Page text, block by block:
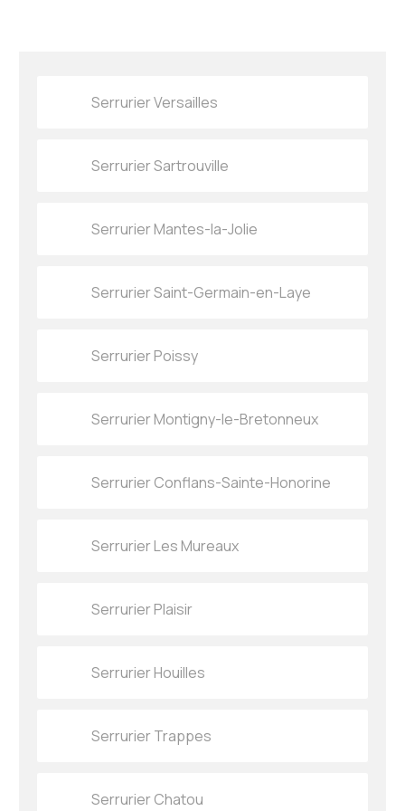
Serrurier Versailles
Serrurier Sartrouville
Serrurier Mantes-la-Jolie
Serrurier Saint-Germain-en-Laye
Serrurier Poissy
Serrurier Montigny-le-Bretonneux
Serrurier Conflans-Sainte-Honorine
Serrurier Les Mureaux
Serrurier Plaisir
Serrurier Houilles
Serrurier Trappes
Serrurier Chatou